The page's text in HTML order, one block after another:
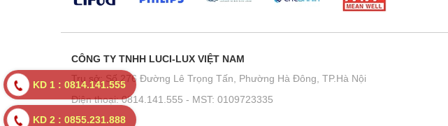
CÔNG TY TNHH LUCI-LUX VIỆT NAM
Trụ sở: Số 276 Đường Lê Trọng Tấn, Phường Hà Đông, TP.Hà Nội
Điện thoại: 0814.141.555 - MST: 0109723335
KD 2 : 0855.231.888
KD 1 : 0814.141.555